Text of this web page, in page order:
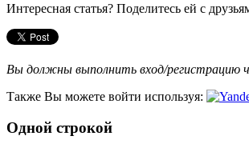
Интересная статья? Поделитесь ей с
Вы должны выполнить вход/регистрацию
Также Вы можете войти используя:
Одной строкой